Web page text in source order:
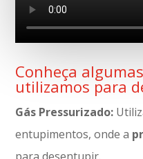
Conheça
utilizamos para
Gás Pressurizado:
entupimentos, onde a